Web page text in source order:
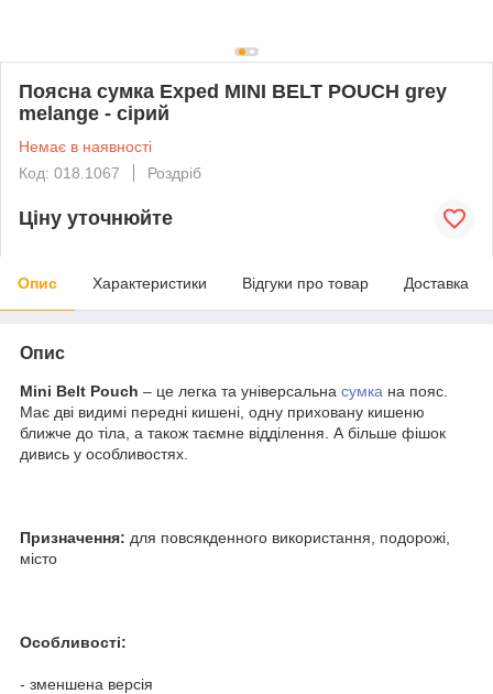
Поясна сумка Exped MINI BELT POUCH grey
melange - сірий
Немає в наявності
Код: 018.1067
Роздріб
Ціну уточнюйте
Опис Характеристики Відгуки про товар Доставка
Опис
Mini Belt Pouch – це легка та універсальна сумка на пояс.
Має дві видимі передні кишені, одну приховану кишеню
ближче до тіла, а також таємне відділення. А більше фішок
дивись у особливостях.
Призначення: для повсякденного використання, подорожі,
місто
Особливості:
- зменшена версія